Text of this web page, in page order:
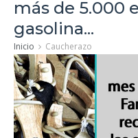
más de 5.000
gasolina...
Inicio Caucherazo